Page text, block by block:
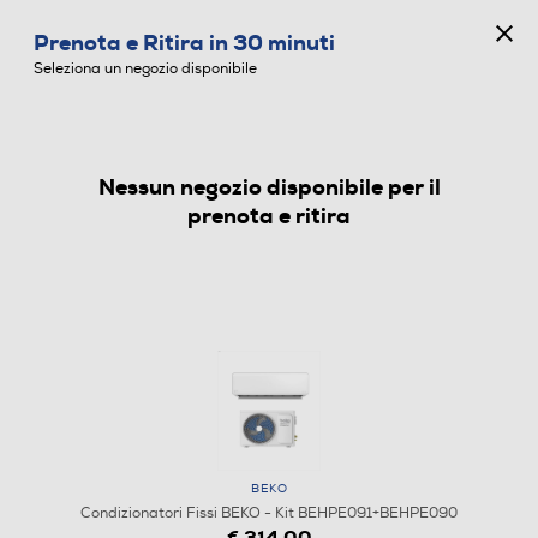
CONDIZIONATORI FISSI
Prenota e Ritira in 30 minuti
Seleziona un negozio disponibile
Nessun negozio disponibile per il
prenota e ritira
BEKO
Condizionatori Fissi BEKO - Kit BEHPE091+BEHPE090